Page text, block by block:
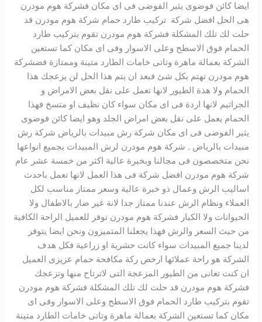
ايضا كائن فوضوى يثير الفوضى فى اى مكان فشركة هوم مودرن
هى الحل افضل شركة تركيب طارد حمام شركة هوم مودرن قد
حلت لك تلك المشكلة فشركة هوم مودرن تقوم بتركيب طارد
الحمام فوق الاسطح وعلى الاسوار وفى اى مكان كما تستعين
الشركة بعمالة ماهرة وتاتى خامات الطارد متينة وممتازة فضشركة
هوم مودرن تهتم بكل شئ فبعد ان يتم هذا الحل لن يزعجك هذا
الحمام ولا هذة الطيور لانها تعمل على نقل بعض الامراض و
الجراثيم لانها اردة فى اى مكان سواء كان نظيف او متسخ فهذا
الحمام يعمل على نقل بعض امراض الجلد وهو ايضا كائن فوضوى
يثير الفوضى فى اى مكان شركة رش مبيدات بالرياض شركة رش
مبيدات بالرياض . شركة هوم مودرن لرش المبيدات بجميع انواعها
نحن متخصصون فى مجالنا وبخبرة عالية اكثر من خمسة عشر عام
شركة هوم مودرن افضل شركة فى هذا العمل لانها تعمل باحدث
اساليب الرش وعمال ذو خبرة عالية وسعر ممتاز مناسب لكل
العملاء ونظام الرش عندنا ممتاز جدا لانة غير ضار بالاطفال ولا
الحيوانات ولا الكبار فشركة هوم مودرن توفر للعميل الراحة الكافية
من حيث السعر والرش فهذا يجعلنا المتميزون ونحن ايضا يتوفر
لدينا جميع المبيدات سواء كانت حشرية او زراعية فكل هدف
الشركة هو راحة عملائها ارخص ركة مكافحة حمام عزيزى العميل
ان كنت تعانى من الطيور المزعجة التى لاترتاح منها وتزعجك
فشركة هوم مودرن قد حلت لك تلك المشكلة فشركة هوم مودرن
تقوم بتركيب طارد الحمام فوق الاسطح وعلى الاسوار وفى اى
مكان كما تستعين الشركة بعمالة ماهرة وتاتى خامات الطارد متينة